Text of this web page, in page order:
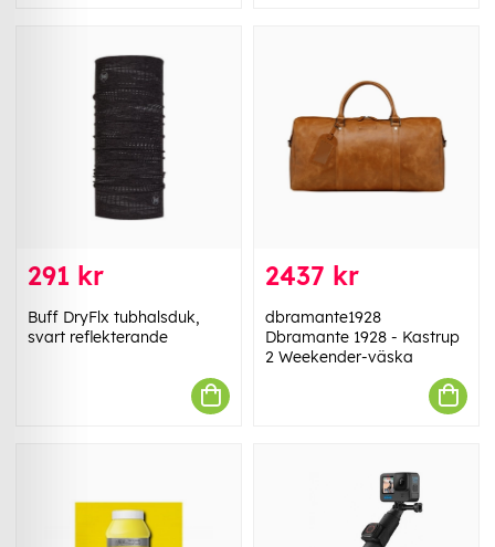
291 kr
Buff DryFlx tubhalsduk,
svart reflekterande
2437 kr
dbramante1928
Dbramante 1928 - Kastrup
2 Weekender-väska